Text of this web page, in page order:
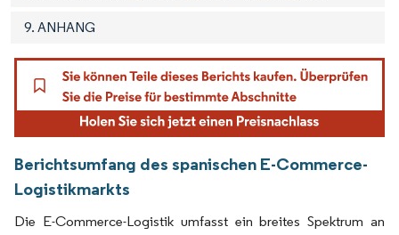
9. ANHANG
Berichtsumfang des spanischen E-Commerce-
Logistikmarkts
Die E-Commerce-Logistik umfasst ein breites Spektrum an